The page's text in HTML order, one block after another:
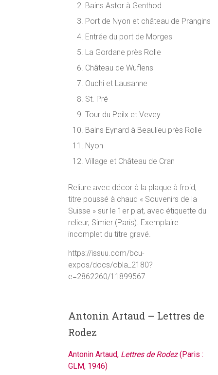
Bains Astor à Genthod
Port de Nyon et château de Prangins
Entrée du port de Morges
La Gordane près Rolle
Château de Wuflens
Ouchi et Lausanne
St. Pré
Tour du Peilx et Vevey
Bains Eynard à Beaulieu près Rolle
Nyon
Village et Château de Cran
Reliure avec décor à la plaque à froid,
titre poussé à chaud « Souvenirs de la
Suisse » sur le 1er plat, avec étiquette du
relieur, Simier (Paris). Exemplaire
incomplet du titre gravé.
https://issuu.com/bcu-
expos/docs/obla_2180?
e=2862260/11899567
Antonin Artaud – Lettres de
Rodez
Antonin Artaud, Lettres de Rodez(Paris :
GLM, 1946)